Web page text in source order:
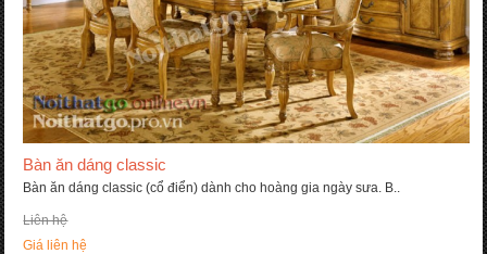
Bàn ăn dáng classic
Bàn ăn dáng classic (cổ điển) dành cho hoàng gia ngày sưa. B..
Liên hệ
Giá liên hệ